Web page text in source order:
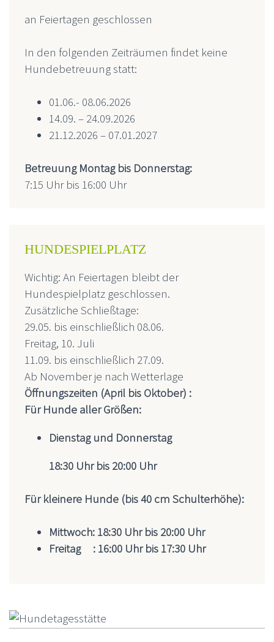
an Feiertagen geschlossen
In den folgenden Zeiträumen findet keine
Hundebetreuung statt:
01.06.- 08.06.2026
14.09. – 24.09.2026
21.12.2026 – 07.01.2027
Betreuung Montag bis Donnerstag:
7:15 Uhr bis 16:00 Uhr
HUNDE­SPIEL­PLATZ
Wichtig: An Feiertagen bleibt der
Hundespielplatz geschlossen.
Zusätzliche Schließtage:
29.05. bis einschließlich 08.06.
Freitag, 10. Juli
11.09. bis einschließlich 27.09.
Ab November je nach Wetterlage
Öffnungszeiten (April bis Oktober) :
Für Hunde aller Größen:
Dienstag und Donnerstag
18:30 Uhr bis 20:00 Uhr
Für kleinere Hunde (bis 40 cm Schulterhöhe):
Mittwoch: 18:30 Uhr bis 20:00 Uhr
Freitag : 16:00 Uhr bis 17:30 Uhr